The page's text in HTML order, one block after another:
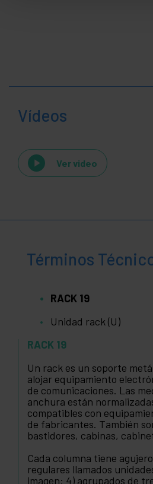
Vídeos
Ver video
Términos
RACK 19
Unidad rack (U)
RACK 19
Un rack es un soporte
alojar equipamiento
de comunicaciones. Las
anchura están
compatibles con
de fabricantes. También
bastidores, cabinas,
Cada columna tiene
regulares llamados
imagen: 4) agrupados de